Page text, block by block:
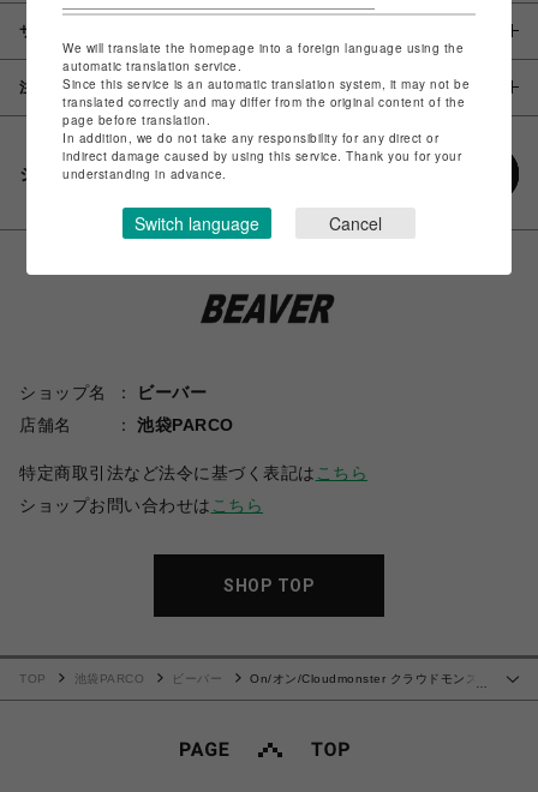
サイズ
注意事項
シェアする
ショップ名
ビーバー
店舗名
池袋PARCO
特定商取引法など法令に基づく表記は こちら
ショップお問い合わせは こちら
SHOP TOP
TOP 池袋PARCO ビーバー
On/オン/Cloudmonster クラウドモンス
We will translate the homepage into a foreign language using the
automatic translation service.
Since this service is an automatic translation system, it may not be
translated correctly and may differ from the original content of the
page before translation.
In addition, we do not take any responsibility for any direct or
indirect damage caused by using this service. Thank you for your
understanding in advance.
Switch language Cancel